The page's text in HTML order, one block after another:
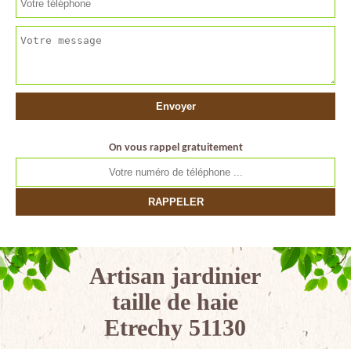
On vous rappel gratuitement
Artisan jardinier
taille de haie
Etrechy 51130